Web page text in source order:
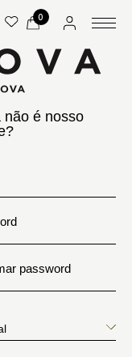
0
não é nosso
password